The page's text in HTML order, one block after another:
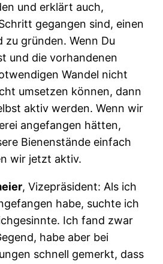
und erklärt auch,
gegangen sind, einen
zu gründen. Wenn Du
und die vorhandenen
Wandel nicht
umsetzen können, dann
aktiv werden. Wenn wir
angefangen hätten,
Bienenstände einfach
wir jetzt aktiv.
, Vizepräsident: Als ich
habe, suchte ich
Ich fand zwar
habe aber bei
schnell gemerkt, dass